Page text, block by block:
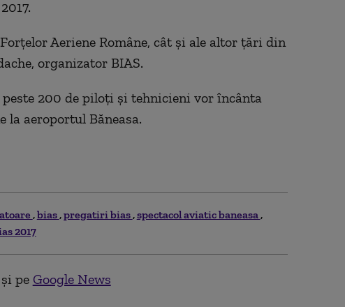
Aeriene Române, cât și ale altor țări din
organizator BIAS.
peste 200 de piloţi şi tehnicieni vor încânta
la aeroportul Băneasa.
bias pregatiri bias spectacol aviatic baneasa
2017
pe Google News